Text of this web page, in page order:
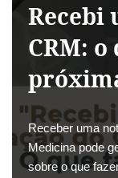
Recebi
CRM:
Receber uma
Medicina pode
sobre o que